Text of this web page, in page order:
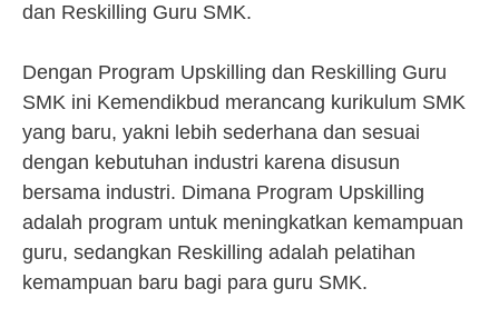
dan Reskilling Guru SMK.
Dengan Program Upskilling dan Reskilling Guru
SMK ini Kemendikbud merancang kurikulum SMK
yang baru, yakni lebih sederhana dan sesuai
dengan kebutuhan industri karena disusun
bersama industri. Dimana Program Upskilling
adalah program untuk meningkatkan kemampuan
guru, sedangkan Reskilling adalah pelatihan
kemampuan baru bagi para guru SMK.